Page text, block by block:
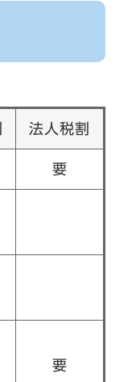
法人税割
要
要